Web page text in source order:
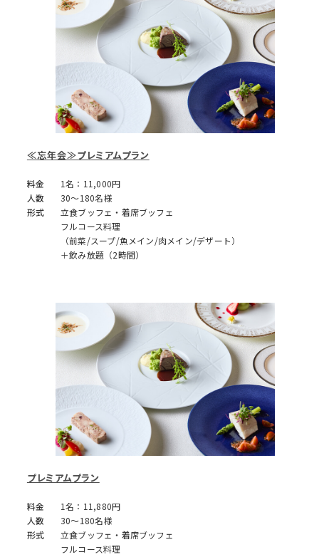
≪忘年会≫プレミアムプラン
料金
1名：11,000円
人数
30～180名様
形式
立食ブッフェ・着席ブッフェ
フルコース料理
（前菜/スープ/魚メイン/肉メイン/デザート）
＋飲み放題（2時間）
プレミアムプラン
料金
1名：11,880円
人数
30～180名様
形式
立食ブッフェ・着席ブッフェ
フルコース料理